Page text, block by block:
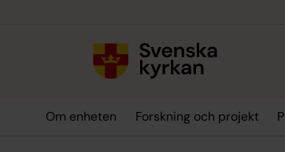
Om enheten Forskning och projekt